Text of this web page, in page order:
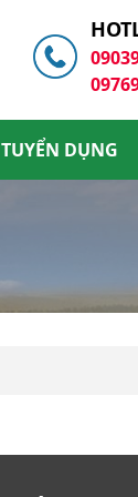
TUYỂN DỤNG